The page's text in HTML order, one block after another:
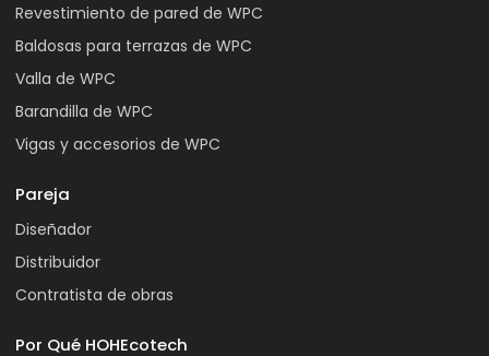
Revestimiento de pared de WPC
Baldosas para terrazas de WPC
Valla de WPC
Barandilla de WPC
Vigas y accesorios de WPC
Pareja
Diseñador
Distribuidor
Contratista de obras
Por Qué HOHEcotech